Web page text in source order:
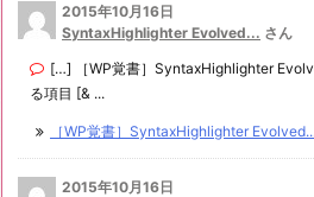
2015年10月16日
SyntaxHighlighter Evolved... さん
[…] ［WP覚書］SyntaxHighlighter
る項目 [& ...
［WP覚書］SyntaxHighlighter Evolved...
2015年10月16日